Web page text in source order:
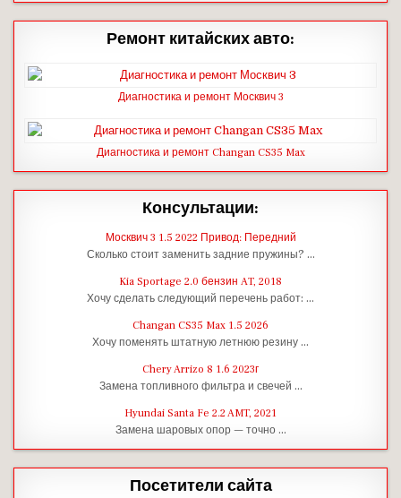
Ремонт китайских авто:
Диагностика и ремонт Москвич 3
Диагностика и ремонт Changan CS35 Max
Консультации:
Москвич 3 1.5 2022 Привод: Передний
Сколько стоит заменить задние пружины? …
Kia Sportage 2.0 бензин AT, 2018
Хочу сделать следующий перечень работ: …
Changan CS35 Max 1.5 2026
Хочу поменять штатную летнюю резину …
Chery Arrizo 8 1.6 2023г
Замена топливного фильтра и свечей …
Hyundai Santa Fe 2.2 AMT, 2021
Замена шаровых опор — точно …
Посетители сайта